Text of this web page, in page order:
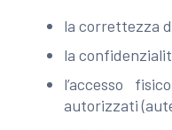
la correttezza
la
l’accesso
autorizzati